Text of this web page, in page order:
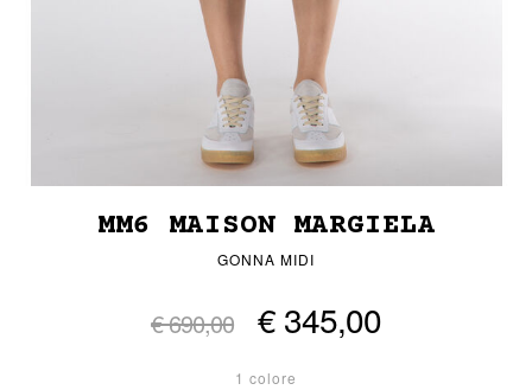
MM6 MAISON MARGIELA
GONNA MIDI
€ 690,00 € 345,00
1 colore